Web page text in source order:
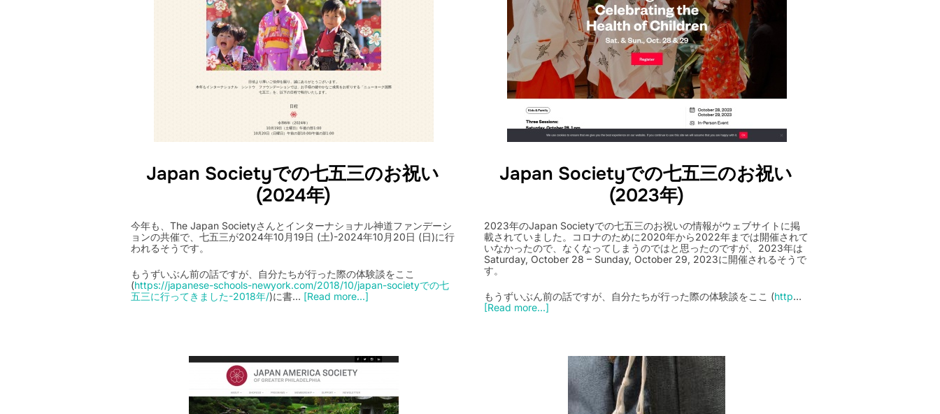
Japan Societyでの七五三のお祝い
(2024年)
今年も、The Japan Societyさんとインターナショナル神道ファンデーシ
ョンの共催で、七五三が2024年10月19日 (土)-2024年10月20日 (日)に行
われるそうです。
もうずいぶん前の話ですが、自分たちが行った際の体験談をここ
(https://japanese-schools-newyork.com/2018/10/japan-societyでの七
五三に行ってきました-2018年/)に書… [Read more...]
Japan Societyでの七五三のお祝い
(2023年)
2023年のJapan Societyでの七五三のお祝いの情報がウェブサイトに掲
載されていました。コロナのために2020年から2022年までは開催されて
いなかったので、なくなってしまうのではと思ったのですが、2023年は
Saturday, October 28 – Sunday, October 29, 2023に開催されるそうで
す。
もうずいぶん前の話ですが、自分たちが行った際の体験談をここ (http…
[Read more...]